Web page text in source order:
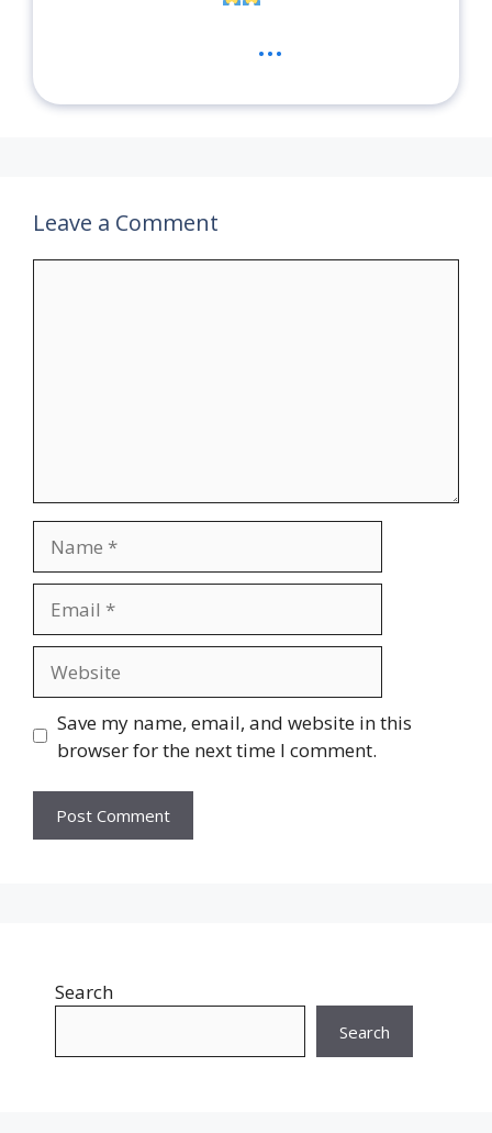
...
Leave a Comment
Save my name, email, and website in this
browser for the next time I comment.
Search
Search